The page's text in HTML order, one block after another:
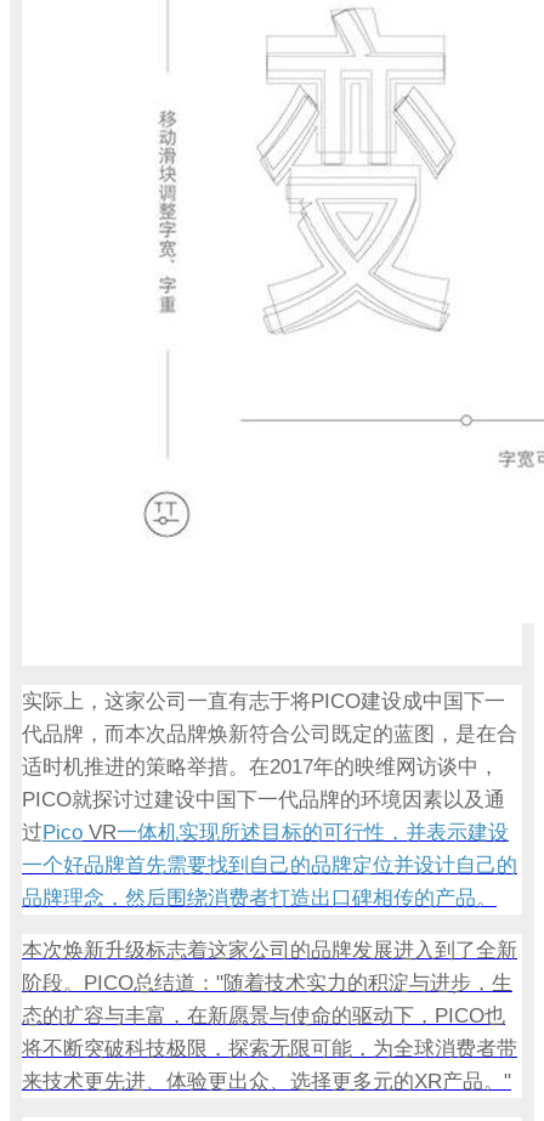
实际上，这家公司一直有志于将PICO建设成中国下一
代品牌，而本次品牌焕新符合公司既定的蓝图，是在合
适时机推进的策略举措。在2017年的映维网访谈中，
PICO就探讨过建设中国下一代品牌的环境因素以及通
过Pico VR一体机实现所述目标的可行性，并表示建设
一个好品牌首先需要找到自己的品牌定位并设计自己的
品牌理念，然后围绕消费者打造出口碑相传的产品。
本次焕新升级标志着这家公司的品牌发展进入到了全新
阶段。 PICO总结道： "随着技术实力的积淀与进步，生
态的扩容与丰富，在新愿景与使命的驱动下， PICO也
将不断突破科技极限，探索无限可能，为全球消费者带
来技术更先进、体验更出众、选择更多元的XR产品。 "